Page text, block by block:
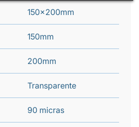
150x200mm
150mm
200mm
Transparente
90 micras